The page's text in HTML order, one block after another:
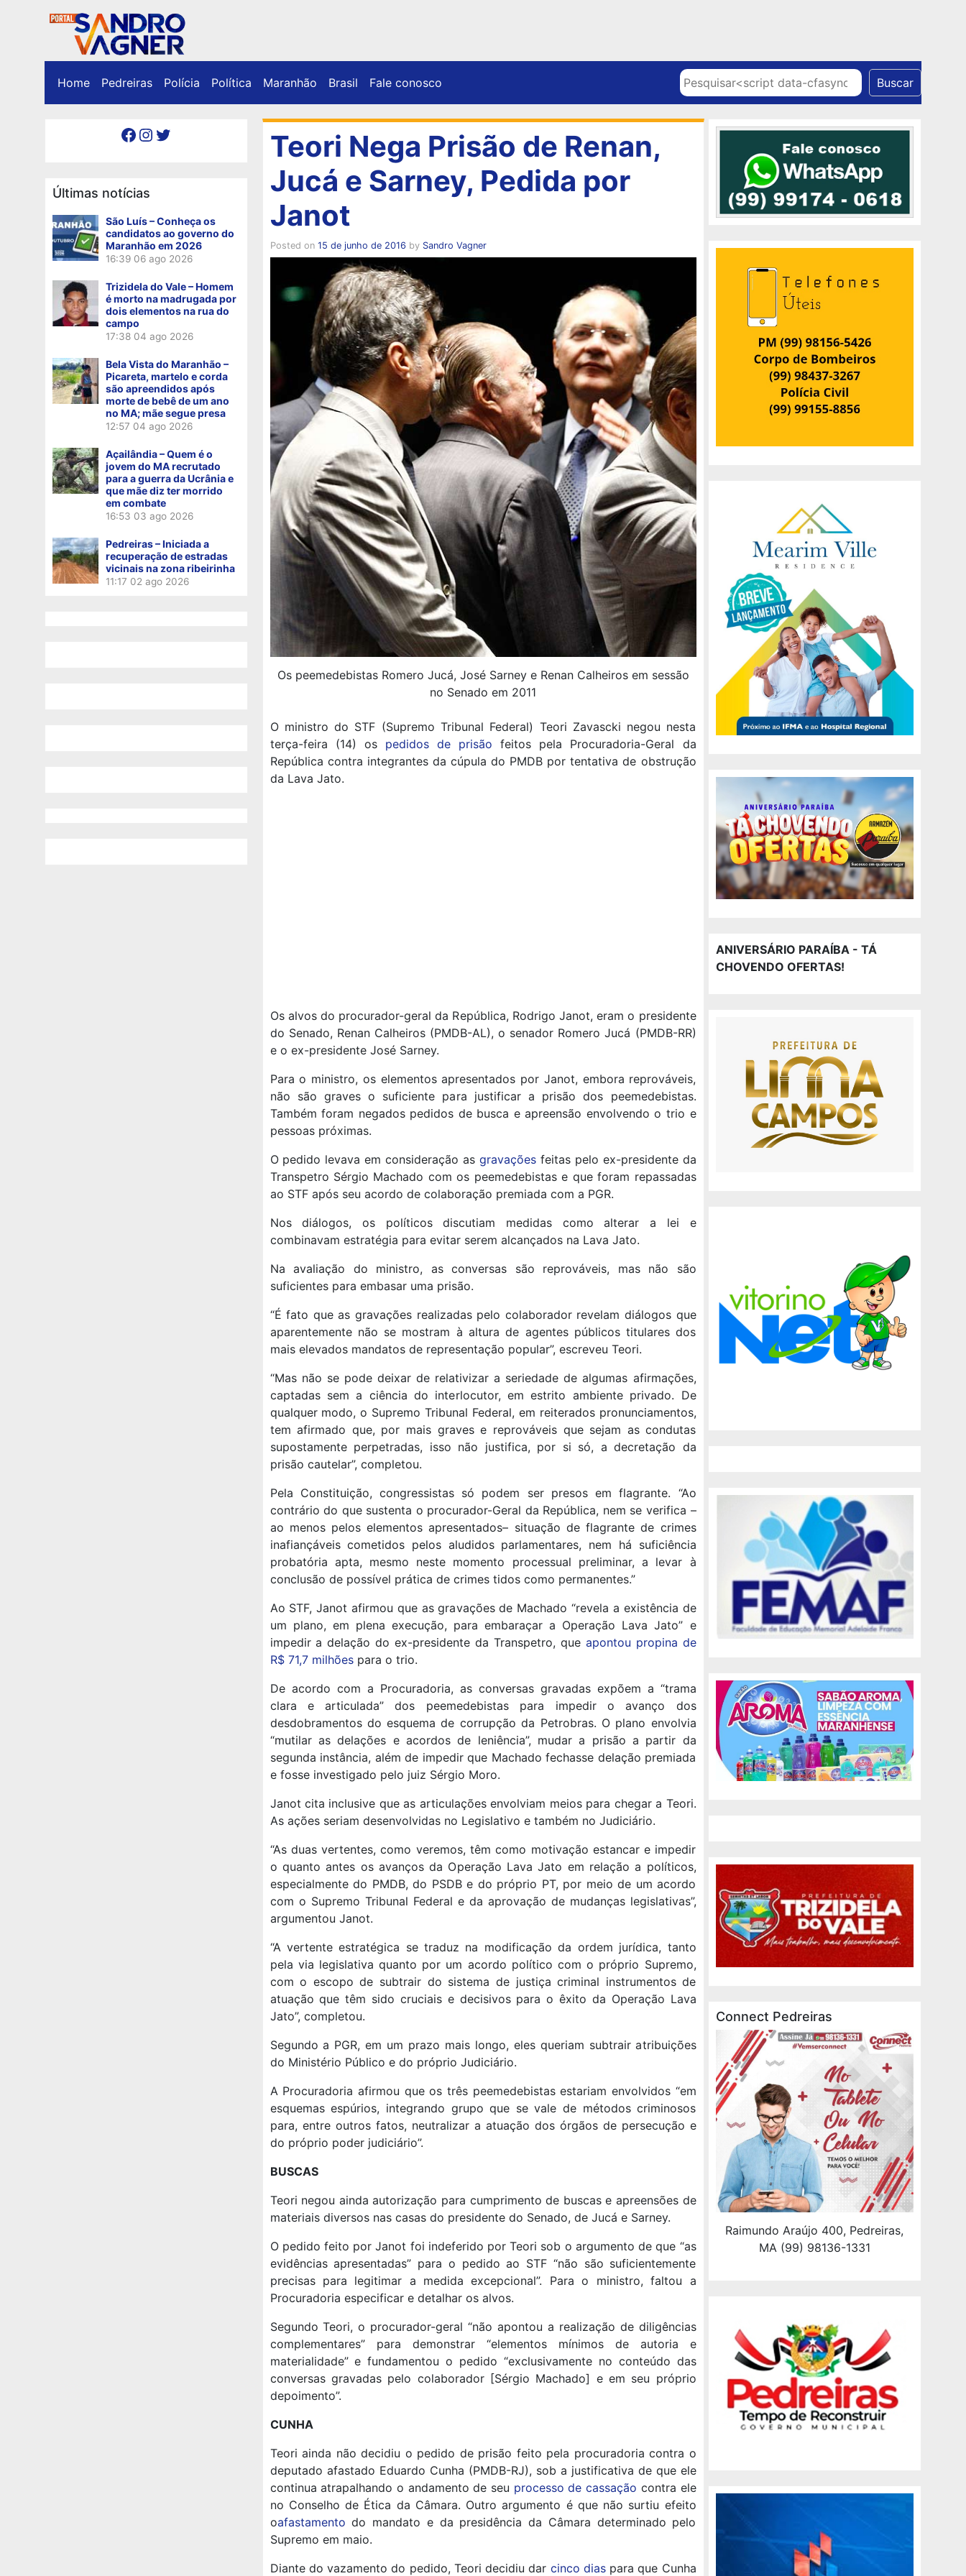
Home Pedreiras Polícia Política Maranhão Brasil Fale conosco Pesquisar Buscar
Facebook Instagram Twitter
Últimas notícias
São Luís – Conheça os
candidatos ao governo do
Maranhão em 2026
16:39 06 ago 2026
Trizidela do Vale – Homem
é morto na madrugada por
dois elementos na rua do
campo
17:38 04 ago 2026
Bela Vista do Maranhão –
Picareta, martelo e corda
são apreendidos após
morte de bebê de um ano
no MA; mãe segue presa
12:57 04 ago 2026
Açailândia – Quem é o
jovem do MA recrutado
para a guerra da Ucrânia e
que mãe diz ter morrido
em combate
16:53 03 ago 2026
Pedreiras – Iniciada a
recuperação de estradas
vicinais na zona ribeirinha
11:17 02 ago 2026
Teori Nega Prisão de Renan,
Jucá e Sarney, Pedida por
Janot
Posted on 15 de junho de 2016 by Sandro Vagner
Os peemedebistas Romero Jucá, José Sarney e Renan Calheiros em sessão
no Senado em 2011
O ministro do STF (Supremo Tribunal Federal) Teori Zavascki negou nesta
terça-feira (14) os pedidos de prisão feitos pela Procuradoria-Geral da
República contra integrantes da cúpula do PMDB por tentativa de obstrução
da Lava Jato.
Os alvos do procurador-geral da República, Rodrigo Janot, eram o presidente
do Senado, Renan Calheiros (PMDB-AL), o senador Romero Jucá (PMDB-RR)
e o ex-presidente José Sarney.
Para o ministro, os elementos apresentados por Janot, embora reprováveis,
não são graves o suficiente para justificar a prisão dos peemedebistas.
Também foram negados pedidos de busca e apreensão envolvendo o trio e
pessoas próximas.
O pedido levava em consideração as gravaçõesfeitas pelo ex-presidente da
Transpetro Sérgio Machado com os peemedebistas e que foram repassadas
ao STF após seu acordo de colaboração premiada com a PGR.
Nos diálogos, os políticos discutiam medidas como alterar a lei e
combinavam estratégia para evitar serem alcançados na Lava Jato.
Na avaliação do ministro, as conversas são reprováveis, mas não são
suficientes para embasar uma prisão.
“É fato que as gravações realizadas pelo colaborador revelam diálogos que
aparentemente não se mostram à altura de agentes públicos titulares dos
mais elevados mandatos de representação popular”, escreveu Teori.
“Mas não se pode deixar de relativizar a seriedade de algumas afirmações,
captadas sem a ciência do interlocutor, em estrito ambiente privado. De
qualquer modo, o Supremo Tribunal Federal, em reiterados pronunciamentos,
tem afirmado que, por mais graves e reprováveis que sejam as condutas
supostamente perpetradas, isso não justifica, por si só, a decretação da
prisão cautelar”, completou.
Pela Constituição, congressistas só podem ser presos em flagrante. “Ao
contrário do que sustenta o procurador-Geral da República, nem se verifica –
ao menos pelos elementos apresentados– situação de flagrante de crimes
inafiançáveis cometidos pelos aludidos parlamentares, nem há suficiência
probatória apta, mesmo neste momento processual preliminar, a levar à
conclusão de possível prática de crimes tidos como permanentes.”
Ao STF, Janot afirmou que as gravações de Machado “revela a existência de
um plano, em plena execução, para embaraçar a Operação Lava Jato” e
impedir a delação do ex-presidente da Transpetro, que apontou propina de
R$ 71,7 milhõespara o trio.
De acordo com a Procuradoria, as conversas gravadas expõem a “trama
clara e articulada” dos peemedebistas para impedir o avanço dos
desdobramentos do esquema de corrupção da Petrobras. O plano envolvia
“mutilar as delações e acordos de leniência”, mudar a prisão a partir da
segunda instância, além de impedir que Machado fechasse delação premiada
e fosse investigado pelo juiz Sérgio Moro.
Janot cita inclusive que as articulações envolviam meios para chegar a Teori.
As ações seriam desenvolvidas no Legislativo e também no Judiciário.
“As duas vertentes, como veremos, têm como motivação estancar e impedir
o quanto antes os avanços da Operação Lava Jato em relação a políticos,
especialmente do PMDB, do PSDB e do próprio PT, por meio de um acordo
com o Supremo Tribunal Federal e da aprovação de mudanças legislativas”,
argumentou Janot.
“A vertente estratégica se traduz na modificação da ordem jurídica, tanto
pela via legislativa quanto por um acordo político com o próprio Supremo,
com o escopo de subtrair do sistema de justiça criminal instrumentos de
atuação que têm sido cruciais e decisivos para o êxito da Operação Lava
Jato”, completou.
Segundo a PGR, em um prazo mais longo, eles queriam subtrair atribuições
do Ministério Público e do próprio Judiciário.
A Procuradoria afirmou que os três peemedebistas estariam envolvidos “em
esquemas espúrios, integrando grupo que se vale de métodos criminosos
para, entre outros fatos, neutralizar a atuação dos órgãos de persecução e
do próprio poder judiciário”.
BUSCAS
Teori negou ainda autorização para cumprimento de buscas e apreensões de
materiais diversos nas casas do presidente do Senado, de Jucá e Sarney.
O pedido feito por Janot foi indeferido por Teori sob o argumento de que “as
evidências apresentadas” para o pedido ao STF “não são suficientemente
precisas para legitimar a medida excepcional”. Para o ministro, faltou a
Procuradoria especificar e detalhar os alvos.
Segundo Teori, o procurador-geral “não apontou a realização de diligências
complementares” para demonstrar “elementos mínimos de autoria e
materialidade” e fundamentou o pedido “exclusivamente no conteúdo das
conversas gravadas pelo colaborador [Sérgio Machado] e em seu próprio
depoimento”.
CUNHA
Teori ainda não decidiu o pedido de prisão feito pela procuradoria contra o
deputado afastado Eduardo Cunha (PMDB-RJ), sob a justificativa de que ele
continua atrapalhando o andamento de seu processo de cassação contra ele
no Conselho de Ética da Câmara. Outro argumento é que não surtiu efeito
oafastamento do mandato e da presidência da Câmara determinado pelo
Supremo em maio.
Diante do vazamento do pedido, Teori decidiu dar cinco diaspara que Cunha
ANIVERSÁRIO PARAÍBA - TÁ
CHOVENDO OFERTAS!
Connect Pedreiras
Raimundo Araújo 400, Pedreiras,
MA (99) 98136-1331